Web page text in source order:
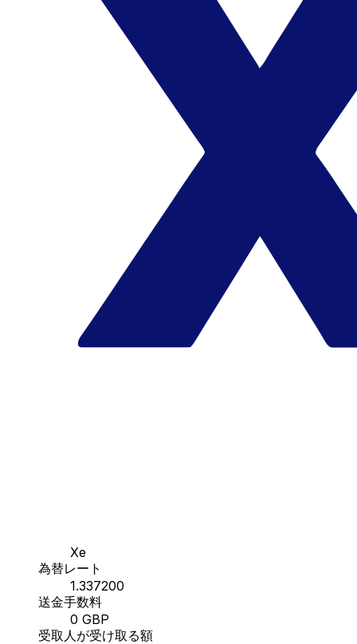
Xe
為替レート
1.337200
送金手数料
0 GBP
受取人が受け取る額